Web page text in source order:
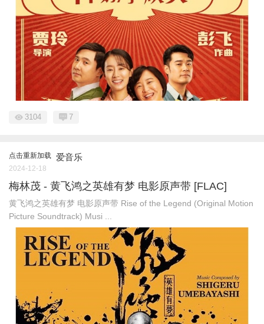
3104 7
点击重新加载 爱音乐
2024-12-18
梅林茂 - 黄飞鸿之英雄有梦 电影原声带 [FLAC]
黄飞鸿之英雄有梦 电影原声带 Rise of the Legend (Original Motion
Picture Soundtrack) Musi ...